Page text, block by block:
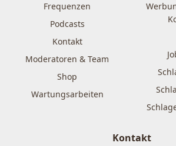
Frequenzen
Podcasts
Kontakt
Moderatoren & Team
Shop
Wartungsarbeiten
Kontakt